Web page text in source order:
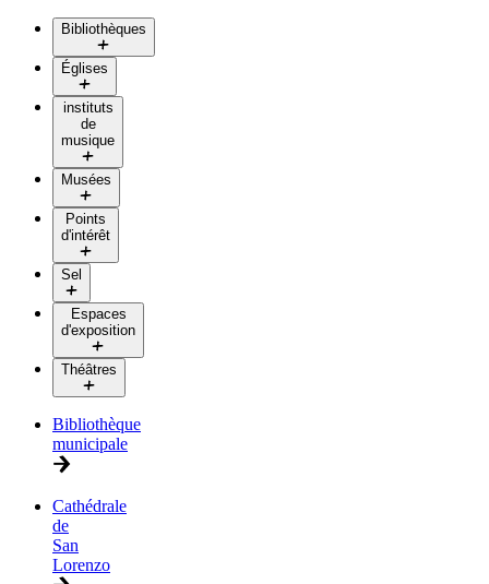
Bibliothèques
Églises
instituts
de
musique
Musées
Points
d'intérêt
Sel
Espaces
d'exposition
Théâtres
Bibliothèque
municipale
Cathédrale
de
San
Lorenzo